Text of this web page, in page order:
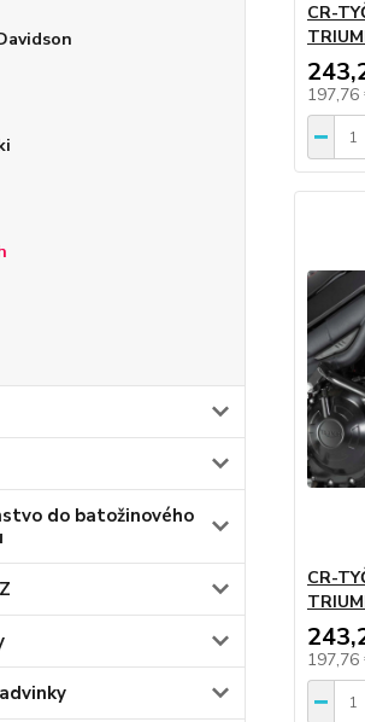
do batožinového
CR-
197,76
CR-
197,76